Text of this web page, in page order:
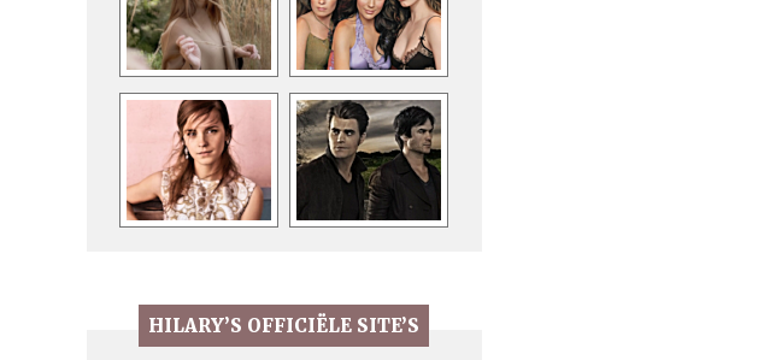
HILARY’S OFFICIËLE SITE’S